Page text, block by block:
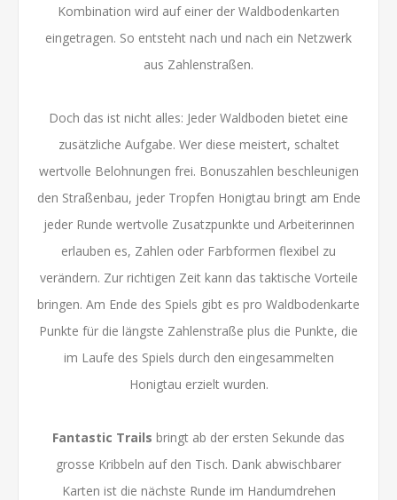
Kombination wird auf einer der Waldbodenkarten
eingetragen. So entsteht nach und nach ein Netzwerk
aus Zahlenstraßen.
Doch das ist nicht alles: Jeder Waldboden bietet eine
zusätzliche Aufgabe. Wer diese meistert, schaltet
wertvolle Belohnungen frei. Bonuszahlen beschleunigen
den Straßenbau, jeder Tropfen Honigtau bringt am Ende
jeder Runde wertvolle Zusatzpunkte und Arbeiterinnen
erlauben es, Zahlen oder Farbformen flexibel zu
verändern. Zur richtigen Zeit kann das taktische Vorteile
bringen. Am Ende des Spiels gibt es pro Waldbodenkarte
Punkte für die längste Zahlenstraße plus die Punkte, die
im Laufe des Spiels durch den eingesammelten
Honigtau erzielt wurden.
Fantastic Trails bringt ab der ersten Sekunde das
grosse Kribbeln auf den Tisch. Dank abwischbarer
Karten ist die nächste Runde im Handumdrehen